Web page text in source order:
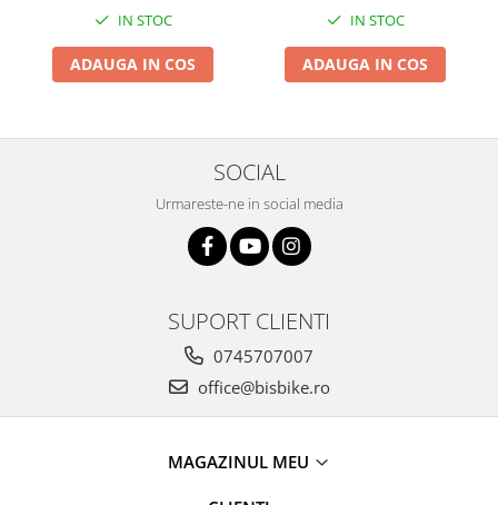
IN STOC
ADAUGA IN COS
IN STOC
ADAUGA IN COS
SOCIAL
Urmareste-ne in social media
SUPORT CLIENTI
0745707007
office@bisbike.ro
MAGAZINUL MEU